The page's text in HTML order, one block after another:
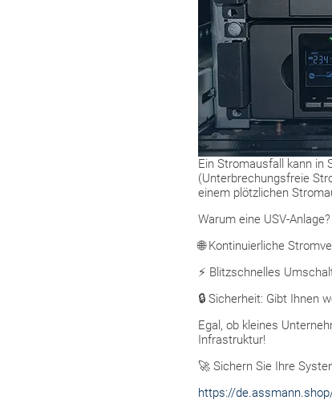
Ein Stromausfall kann in
(Unterbrechungsfreie
einem plötzlichen
Warum eine USV-Anlage?
🌐 Kontinuierliche
⚡ Blitzschnelles
🔒 Sicherheit: Gibt Ihnen
Egal, ob kleines
Infrastruktur!
🚀 Sichern Sie Ihre
https://